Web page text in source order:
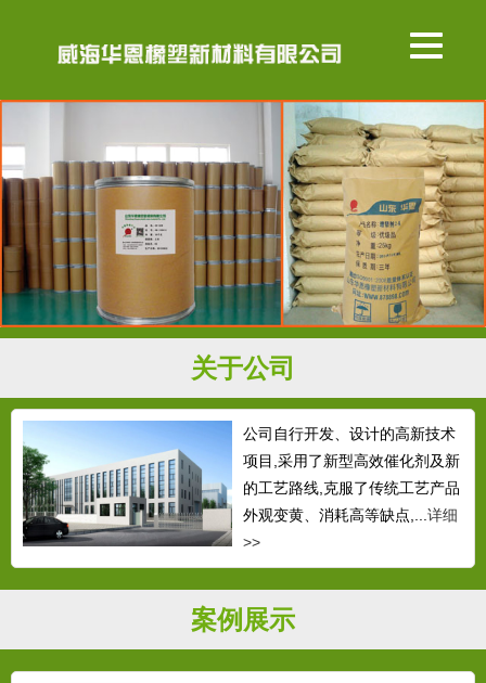
关于公司
公司自行开发、设计的高新技术
项目,采用了新型高效催化剂及新
的工艺路线,克服了传统工艺产品
外观变黄、消耗高等缺点,...详细
>>
案例展示